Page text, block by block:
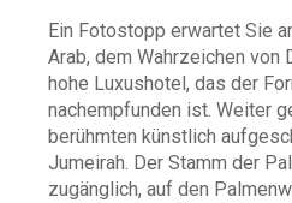
Ein Fotostopp erwartet Sie
Arab, dem Wahrzeichen von
hohe Luxushotel, das der
nachempfunden ist. Weiter
berühmten künstlich
Jumeirah. Der Stamm der
zugänglich, auf den